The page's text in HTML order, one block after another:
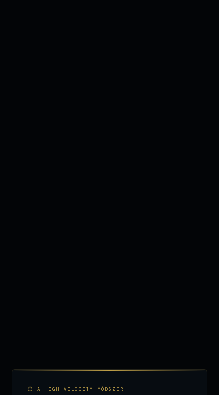
⏱ A HIGH VELOCITY MÓDSZER